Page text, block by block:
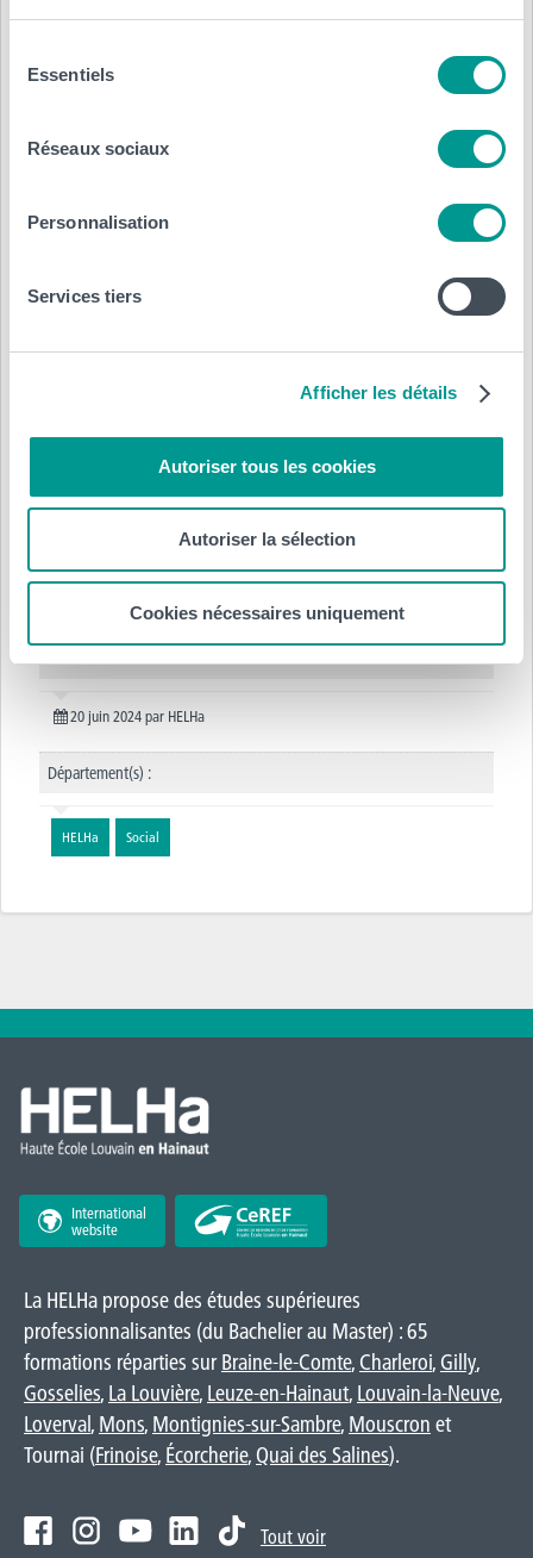
Essentiels
Réseaux sociaux
Personnalisation
Services tiers
Afficher les détails
Autoriser tous les cookies
Autoriser la sélection
Cookies nécessaires uniquement
Posté le :
20 juin 2024 par HELHa
Département(s) :
HELHa Social
International
website
La HELHa propose des études supérieures
professionnalisantes (du Bachelier au Master) : 65
formations réparties surBraine-le-Comte, Charleroi, Gilly,
Gosselies, La Louvière, Leuze-en-Hainaut, Louvain-la-Neuve,
Loverval, Mons, Montignies-sur-Sambre, Mouscron et
Tournai (Frinoise, Écorcherie, Quai des Salines).
Tout voir